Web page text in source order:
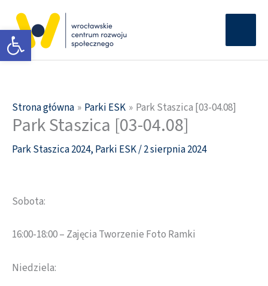
Otwórz pasek narzędzi
treści
Strona główna Parki ESK Park Staszica [03-04.08]
Park Staszica [03-04.08]
Park Staszica 2024, Parki ESK/2 sierpnia 2024
Sobota:
16:00-18:00 – Zajęcia Tworzenie Foto Ramki
Niedziela: